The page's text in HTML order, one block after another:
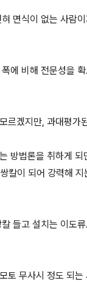
면식이 없는 사람
에 비해 전문성을
르겠지만, 과대평가
방법론을 취하게
칼이 되어 강력해 지
들고 설치는 이도
토 무사시 정도 되